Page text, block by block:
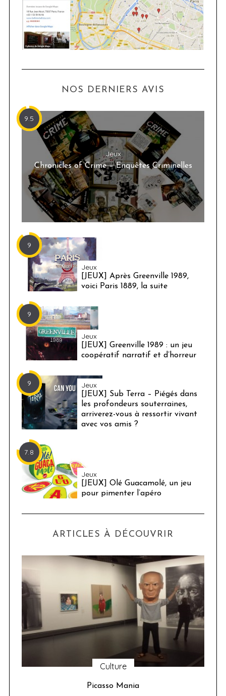
NOS DERNIERS AVIS
9.5
Jeux
Chronicles of Crime – Enquêtes Criminelles
9
Jeux
[JEUX] Après Greenville 1989,
voici Paris 1889, la suite
9
Jeux
[JEUX] Greenville 1989 : un jeu
coopératif narratif et d’horreur
9 Jeux
[JEUX] Sub Terra – Piégés dans
les profondeurs souterraines,
arriverez-vous à ressortir vivant
avec vos amis ?
7.8
Jeux
[JEUX] Olé Guacamolé, un jeu
pour pimenter l’apéro
ARTICLES À DÉCOUVRIR
Culture
Picasso Mania